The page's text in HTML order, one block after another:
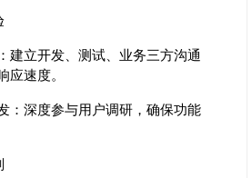
立开发、测试、业务三方沟通
速度。
深度参与用户调研，确保功能